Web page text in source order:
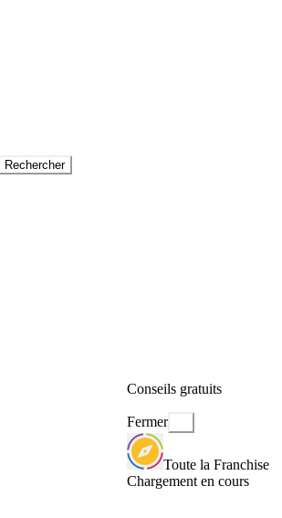
Rechercher
Conseils gratuits
Fermer
Toute la Franchise
Chargement en cours